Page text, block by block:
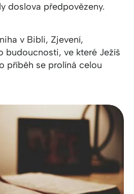
doslova předpovězeny.
v Bibli, Zjevení,
budoucnosti, ve které Ježíš
příběh se prolíná celou